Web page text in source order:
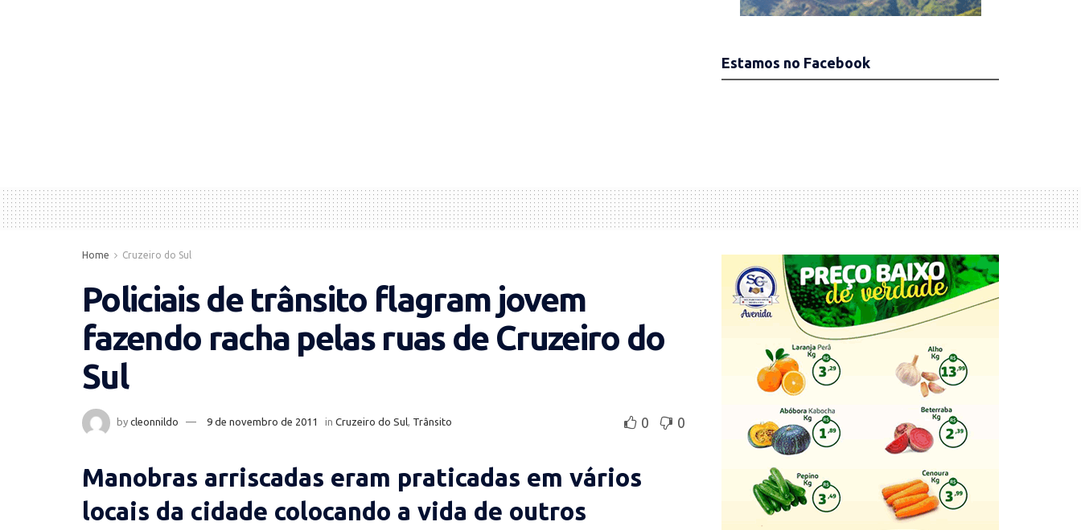
Estamos no Facebook
Home Cruzeiro do Sul
Policiais de trânsito flagram jovem
fazendo racha pelas ruas de Cruzeiro do
Sul
by cleonnildo 9 de novembro de 2011 in Cruzeiro do Sul, Trânsito 0 0
Manobras arriscadas eram praticadas em vários
locais da cidade colocando a vida de outros